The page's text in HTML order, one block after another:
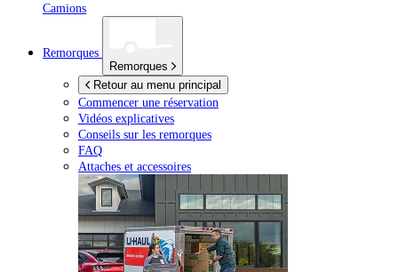
Camions
Remorques
Remorques
Retour au menu principal
Commencer une réservation
Vidéos explicatives
Conseils sur les remorques
FAQ
Attaches et accessoires